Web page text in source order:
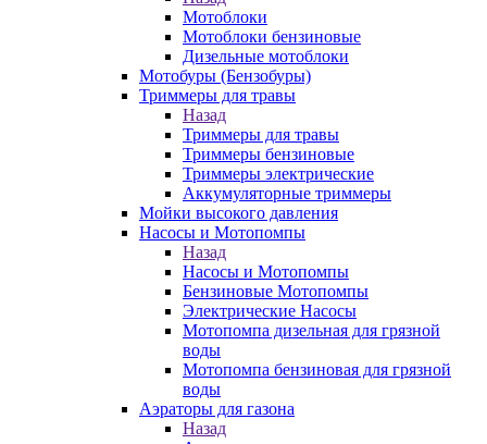
Мотоблоки
Мотоблоки бензиновые
Дизельные мотоблоки
Мотобуры (Бензобуры)
Триммеры для травы
Назад
Триммеры для травы
Триммеры бензиновые
Триммеры электрические
Аккумуляторные триммеры
Мойки высокого давления
Насосы и Мотопомпы
Назад
Насосы и Мотопомпы
Бензиновые Мотопомпы
Электрические Насосы
Мотопомпа дизельная для грязной
воды
Мотопомпа бензиновая для грязной
воды
Аэраторы для газона
Назад